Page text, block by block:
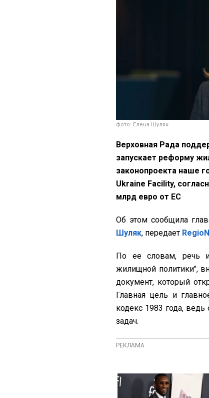
фото: Елена Шуляк
Верховная Рада
запускает реформу
законопроекта наше
Ukraine Facility,
млрд евро от ЕС
Об этом сообщила
Шуляк, передает
По ее словам, речь
жилищной политики",
документ, который
Главная цель и
кодекс 1983 года,
задач.